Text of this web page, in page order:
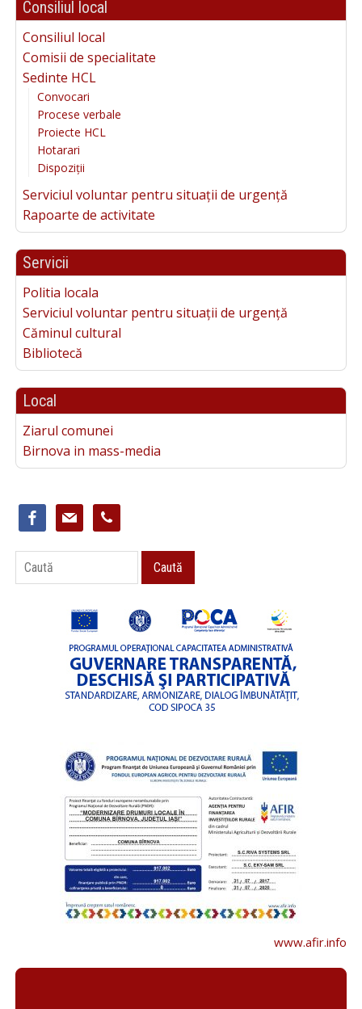
Consiliul local
Consiliul local
Comisii de specialitate
Sedinte HCL
Convocari
Procese verbale
Proiecte HCL
Hotarari
Dispoziții
Serviciul voluntar pentru situații de urgență
Rapoarte de activitate
Servicii
Politia locala
Serviciul voluntar pentru situații de urgență
Căminul cultural
Bibliotecă
Local
Ziarul comunei
Birnova in mass-media
facebookmail phone
Caută Caută
www.afir.info